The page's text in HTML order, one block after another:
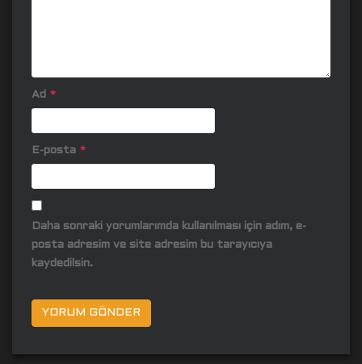
Ad *
E-posta *
Daha sonraki yorumlarımda kullanılması için adım, e-
posta adresim ve site adresim bu tarayıcıya
kaydedilsin.